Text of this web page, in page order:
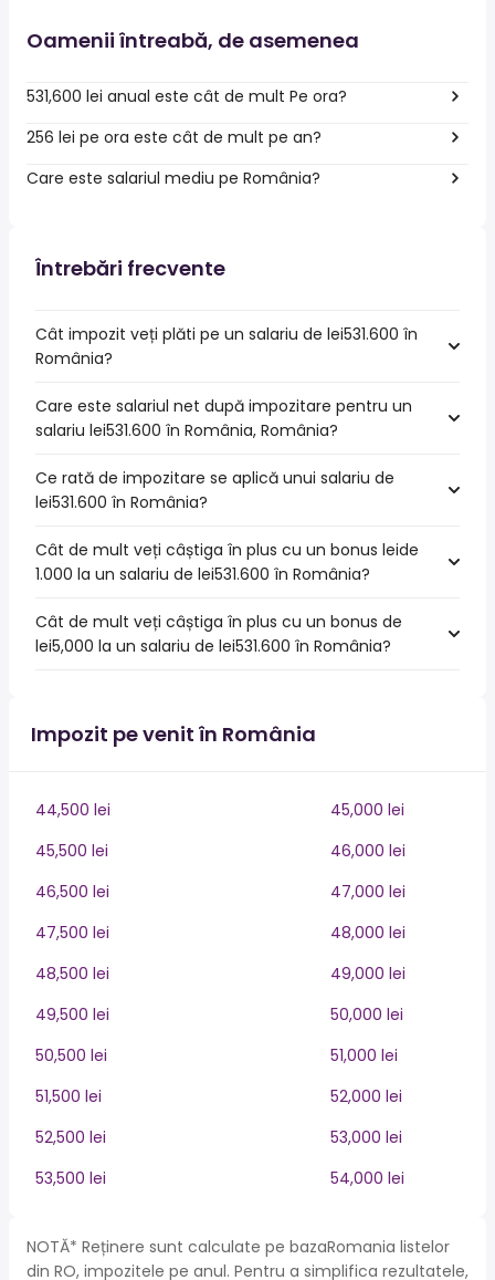
Oamenii întreabă, de asemenea
531,600 lei anual este cât de mult Pe ora?
256 lei pe ora este cât de mult pe an?
Care este salariul mediu pe România?
Întrebări frecvente
Cât impozit veți plăti pe un salariu de lei531.600 în
România?
Care este salariul net după impozitare pentru un
salariu lei531.600 în România, România?
Ce rată de impozitare se aplică unui salariu de
lei531.600 în România?
Cât de mult veți câștiga în plus cu un bonus leide
1.000 la un salariu de lei531.600 în România?
Cât de mult veți câștiga în plus cu un bonus de
lei5,000 la un salariu de lei531.600 în România?
Impozit pe venit în România
44,500 lei
45,000 lei
45,500 lei
46,000 lei
46,500 lei
47,000 lei
47,500 lei
48,000 lei
48,500 lei
49,000 lei
49,500 lei
50,000 lei
50,500 lei
51,000 lei
51,500 lei
52,000 lei
52,500 lei
53,000 lei
53,500 lei
54,000 lei
NOTĂ* Reținere sunt calculate pe bazaRomania listelor
din RO, impozitele pe anul. Pentru a simplifica rezultatele,